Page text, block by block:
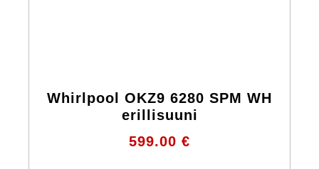
Whirlpool OKZ9 6280 SPM WH
erillisuuni
599.00 €